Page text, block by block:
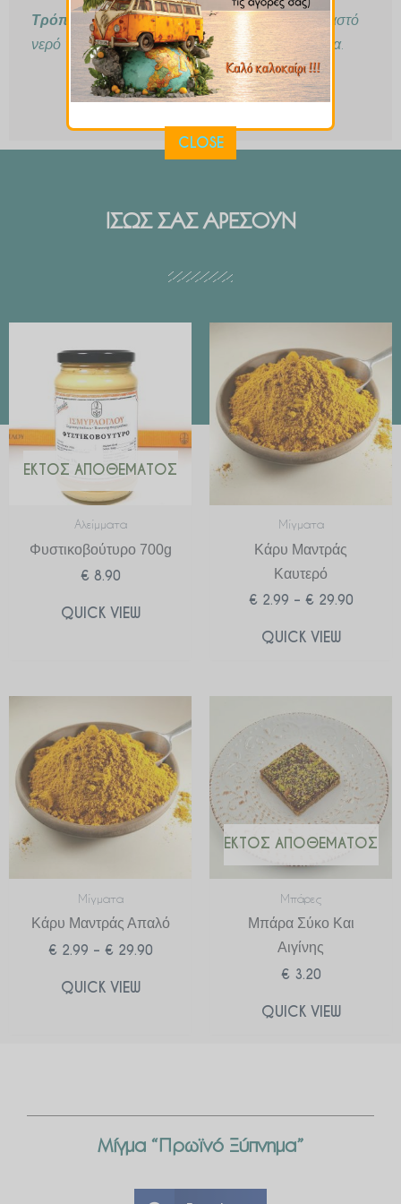
Τρόπος Παρασκευής :1 κγλ σε μία κούπα βραστό
νερό για 10-15 λεπτά. Πίνετε 2-3 φορές την ημέρα.
ΙΣΩΣ ΣΑΣ ΑΡΕΣΟΥΝ
ΕΚΤΌΣ ΑΠΟΘΈΜΑΤΟΣ
Αλείμματα
Φυστικοβούτυρο 700g
€ 8.90
QUICK VIEW
Μίγματα
Κάρυ Μαντράς
Καυτερό
€ 2.99 – € 29.90
range:
€ 2.99
through
€ 29.90
QUICK VIEW
Μίγματα
Κάρυ Μαντράς Απαλό
€ 2.99 – € 29.90
range:
€ 2.99
through
€ 29.90
QUICK VIEW
ΕΚΤΌΣ ΑΠΟΘΈΜΑΤΟΣ
Μπάρες
Μπάρα Σύκο Και
Αιγίνης
€ 3.20
QUICK VIEW
Μίγμα “Πρωϊνό Ξύπνημα”
CLOSE